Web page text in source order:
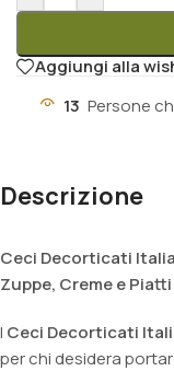
Aggiungi alla
13 Persone
Descrizione
Ceci Decorticati
Zuppe, Creme e
I Ceci Decorticati
per chi desidera